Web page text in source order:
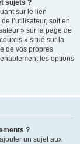
sujets ?
sur le lien
l’utilisateur, soit en
» sur la page de
» situé sur la
de vos propres
les options
?
un sujet aux